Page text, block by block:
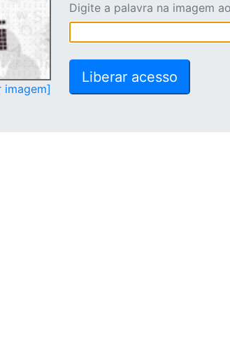
imagem]
Digite a palavra na imagem